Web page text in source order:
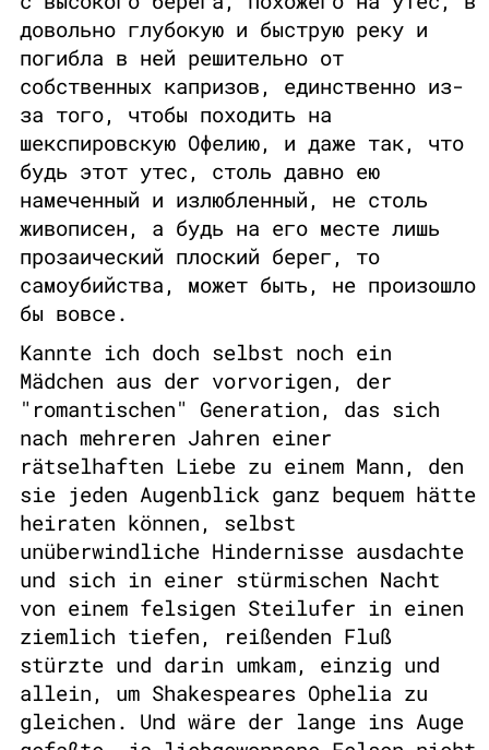
довольно глубокую и быструю реку и
погибла в ней решительно от
собственных капризов, единственно из-
за того, чтобы походить на
шекспировскую Офелию, и даже так, что
будь этот утес, столь давно ею
намеченный и излюбленный, не столь
живописен, а будь на его месте лишь
прозаический плоский берег, то
самоубийства, может быть, не произошло
бы вовсе.
Kannte ich doch selbst noch ein
Mädchen aus der vorvorigen, der
"romantischen" Generation, das sich
nach mehreren Jahren einer
rätselhaften Liebe zu einem Mann, den
sie jeden Augenblick ganz bequem hätte
heiraten können, selbst
unüberwindliche Hindernisse ausdachte
und sich in einer stürmischen Nacht
von einem felsigen Steilufer in einen
ziemlich tiefen, reißenden Fluß
stürzte und darin umkam, einzig und
allein, um Shakespeares Ophelia zu
gleichen. Und wäre der lange ins Auge